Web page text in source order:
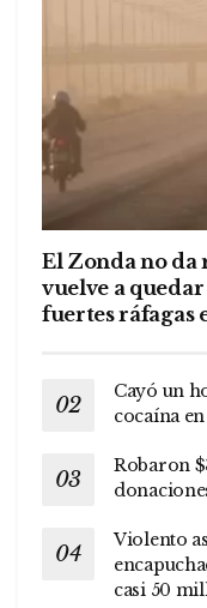
El Zonda no da
vuelve a
fuertes ráfagas
Cayó un
cocaína
Robaron
Violento
casi 50